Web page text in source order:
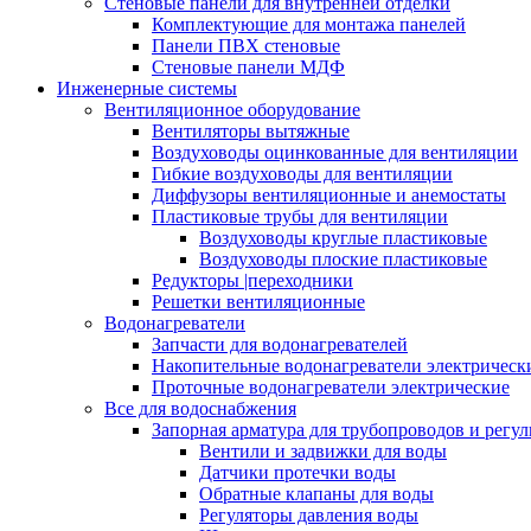
Комплектующие для монтажа панелей
Панели ПВХ стеновые
Стеновые панели МДФ
Инженерные системы
Вентиляционное оборудование
Вентиляторы вытяжные
Воздуховоды оцинкованные для вентиляции
Гибкие воздуховоды для вентиляции
Диффузоры вентиляционные и анемостаты
Пластиковые трубы для вентиляции
Воздуховоды круглые пластиковые
Воздуховоды плоские пластиковые
Редукторы |переходники
Решетки вентиляционные
Водонагреватели
Запчасти для водонагревателей
Накопительные водонагреватели
Проточные водонагреватели электрические
Все для водоснабжения
Запорная арматура для трубопроводов и
Вентили и задвижки для воды
Датчики протечки воды
Обратные клапаны для воды
Регуляторы давления воды